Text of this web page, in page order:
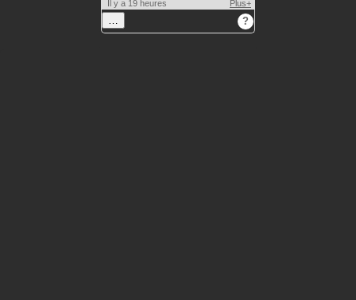
Il y a 19 heures
Plus+
… ?